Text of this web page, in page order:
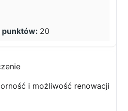
20
i możliwość renowacji